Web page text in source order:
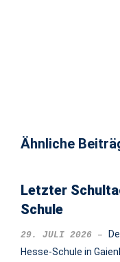
Ähnliche
Letzter
Schule
29. JULI 2026
Hesse-Schule in